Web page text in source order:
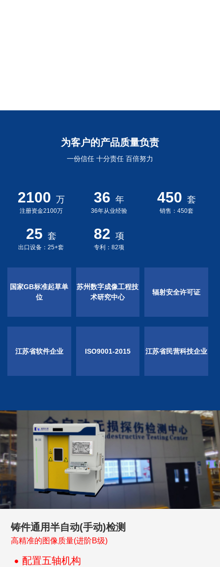
为客户的产品质量负责
一份信任 十分责任 百倍努力
2100 万
注册资金2100万
36 年
36年从业经验
450 套
销售：450套
25 套
出口设备：25+套
82 项
专利：82项
国家GB标准起草单
位
苏州数字成像工程技
术研究中心
辐射安全许可证
江苏省软件企业 ISO9001-2015 江苏省民营科技企业
车轮全自动检测
第三代升级
车轮半自动(手动)检测
第六代迭代升级
铸件通用全自动检测
100%在线检测
铸件通用半自动(手动)检测
高精准的图像质量(进阶B级)
配置五轴机构
铸件通用半自动(自动)检测
回转盘最大1800*900mm
气瓶、钢瓶焊缝检测(LNG不锈钢瓶)
100%焊缝检测
一体化压铸超大件半自动(自动)检测
一体化压铸件
气瓶、钢瓶焊缝检测(在线版)
高速检测，间隙时间6秒
气瓶、钢瓶焊缝检测(离线版)
抽检或批量检测
气瓶、钢瓶焊缝检测(手动)
兼容通用性
压力容器焊缝检测
抽检或100%检测
小径管焊缝检测
抽检或100%检测
微焦点检测
细节辨识能力≤10um